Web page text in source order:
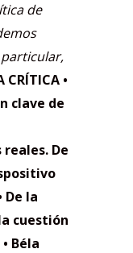
de
CRÍTICA •
clave de
reales. De
De la
cuestión
• Béla